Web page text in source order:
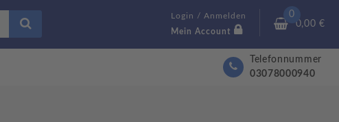
Login / Anmelden
Mein Account
0
0,00€
Telefonnummer
03078000940